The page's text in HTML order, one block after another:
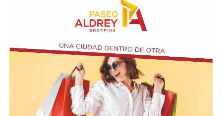
vuelve el trueque, ¿qué orden es eso?", se preguntó
Kicillof y acusó al gobierno de Milei de "crueldad y
abandono deliberados" en beneficio del FMI.
Además de Otermín, en la visita al municipio el
economista estuvo acompañado por el ministro de
Seguridad bonaerense, Javier Alonso. Allí participó de la
inauguración de una Unidad Táctica de Operaciones
Inmediatas (UTOI).